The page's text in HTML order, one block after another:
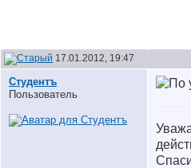
17.01.2012, 19:47
Студентъ
Пользователь